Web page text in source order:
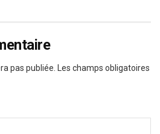
pas publiée.
Les champs obligatoires